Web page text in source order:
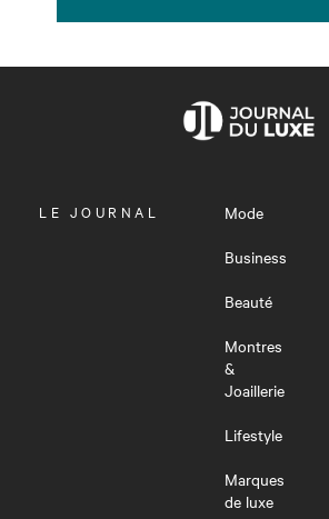
OUVRIR
LE JOURNAL
Mode
Business
Beauté
Montres
&
Joaillerie
Lifestyle
Marques
de luxe